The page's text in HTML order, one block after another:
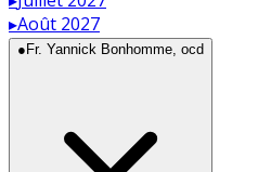
▸Août 2027
● Fr. Yannick Bonhomme, ocd